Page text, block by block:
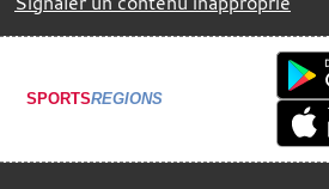
SPORTSREGIONS